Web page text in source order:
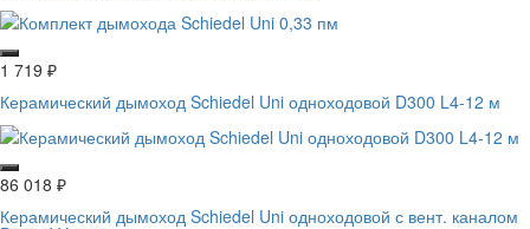
1 719 ₽
Керамический дымоход Schiedel Uni одноходовой D300 L4-12 м
86 018 ₽
Керамический дымоход Schiedel Uni одноходовой с вент. каналом